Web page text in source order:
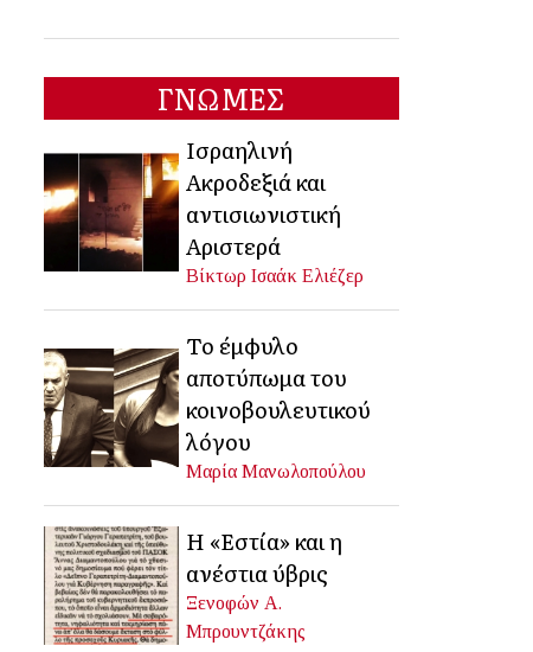
ΓΝΩΜΕΣ
Ισραηλινή
Ακροδεξιά και
αντισιωνιστική
Αριστερά
Βίκτωρ Ισαάκ Ελιέζερ
Το έμφυλο
αποτύπωμα του
κοινοβουλευτικού
λόγου
Μαρία Μανωλοπούλου
Η «Εστία» και η
ανέστια ύβρις
Ξενοφών Α.
Μπρουντζάκης